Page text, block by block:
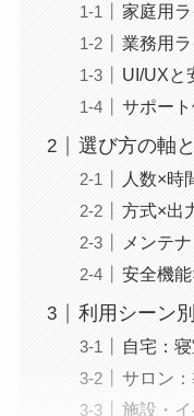
家庭用
業務用
UI/UXと
サポー
選び方の軸
人数×時
方式×出
メンテ
安全機
利用シーン
自宅：
サロン
施設・